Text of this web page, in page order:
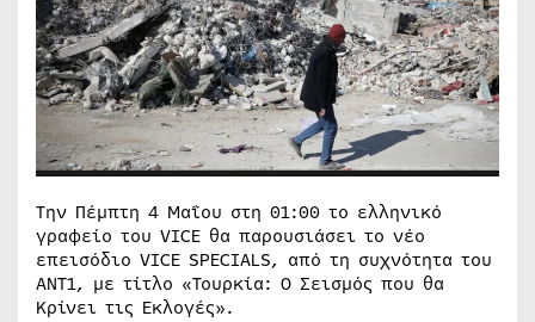
Την Πέμπτη 4 Μαΐου στη 01:00 το ελληνικό
γραφείο του VICE θα παρουσιάσει το νέο
επεισόδιο VICE SPECIALS, από τη συχνότητα του
ANT1, με τίτλο «Τουρκία: Ο Σεισμός που θα
Κρίνει τις Εκλογές».